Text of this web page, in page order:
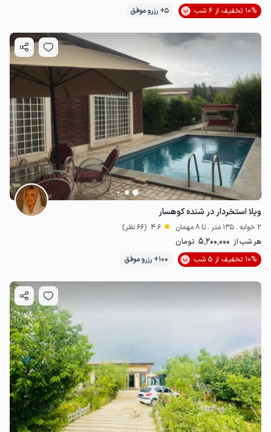
10% تخفیف از 6 شب
5+ رزرو موفق
ویلا استخردار در شنده کوهسار
2 خوابه . 135 متر . تا 8 مهمان 4.6 (66 نظر)
هر شب از 5٬200٬000 تومان
10% تخفیف از 5 شب
100+ رزرو موفق